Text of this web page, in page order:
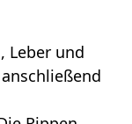
Leber und